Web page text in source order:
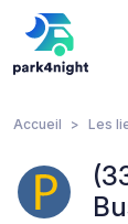
Accueil Les